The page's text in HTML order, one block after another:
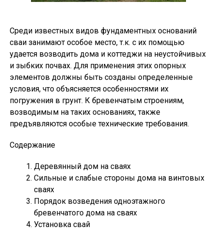
Среди известных видов фундаментных оснований
сваи занимают особое место, т.к. с их помощью
удается возводить дома и коттеджи на неустойчивых
и зыбких почвах. Для применения этих опорных
элементов должны быть созданы определенные
условия, что объясняется особенностями их
погружения в грунт. К бревенчатым строениям,
возводимым на таких основаниях, также
предъявляются особые технические требования.
Содержание
Деревянный дом на сваях
Сильные и слабые стороны дома на винтовых
сваях
Порядок возведения одноэтажного
бревенчатого дома на сваях
Установка свай